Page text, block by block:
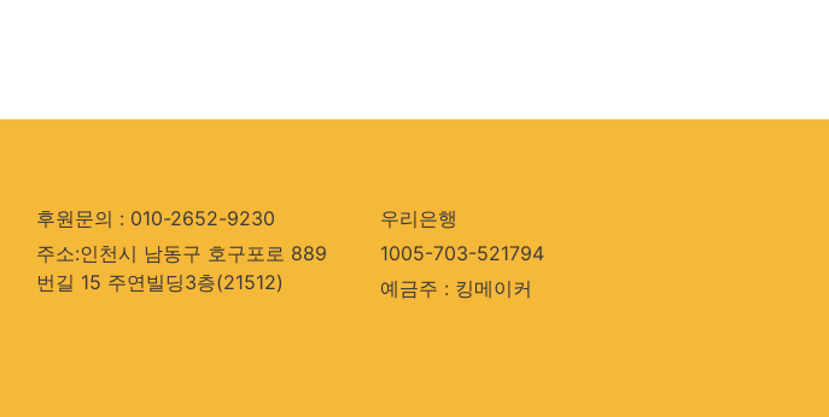
후원문의 : 010-2652-9230
주소:인천시 남동구 호구포로 889
번길 15 주연빌딩3층(21512)
우리은행
1005-703-521794
예금주 : 킹메이커